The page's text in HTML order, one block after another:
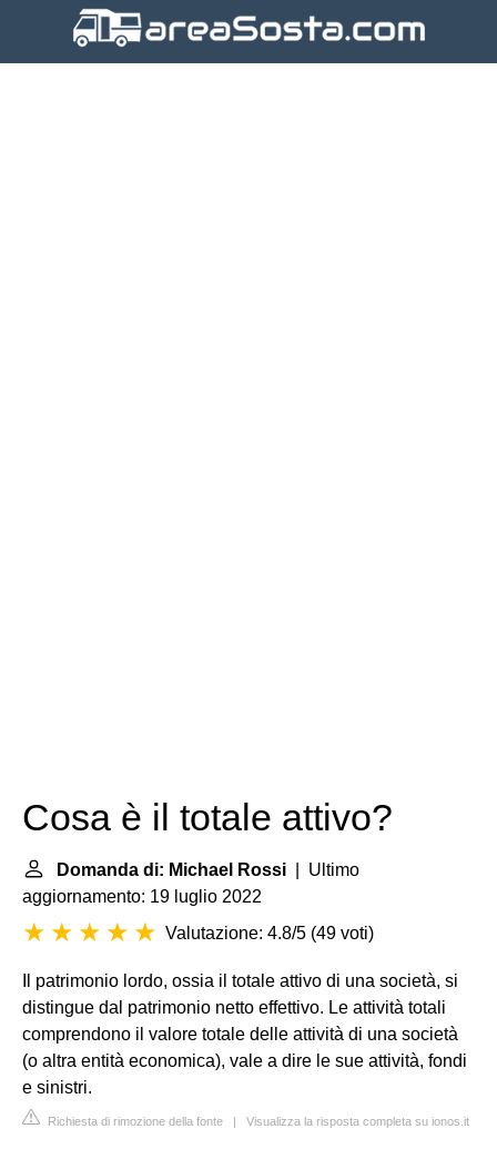
Cosa è il totale attivo?
Domanda di: Michael Rossi | Ultimo
aggiornamento: 19 luglio 2022
Valutazione: 4.8/5 (49 voti)
Il patrimonio lordo, ossia il totale attivo di una società, si
distingue dal patrimonio netto effettivo. Le attività totali
comprendono il valore totale delle attività di una società
(o altra entità economica), vale a dire le sue attività, fondi
e sinistri.
Richiesta di rimozione della fonte | Visualizza la risposta completa su ionos.it